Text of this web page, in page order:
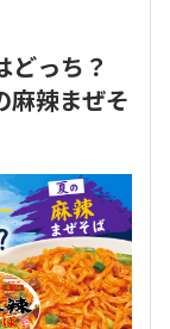
どっち？
麻辣まぜそ